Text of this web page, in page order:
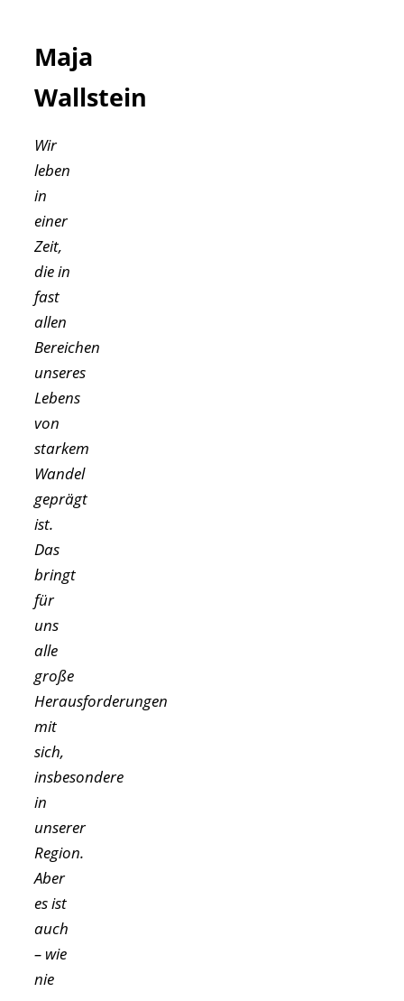
Maja
Wallstein
Wir
leben
in
einer
Zeit,
die in
fast
allen
Bereichen
unseres
Lebens
von
starkem
Wandel
geprägt
ist.
Das
bringt
für
uns
alle
große
Herausforderungen
mit
sich,
insbesondere
in
unserer
Region.
Aber
es ist
auch
– wie
nie